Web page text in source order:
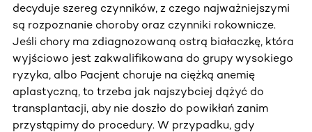
decyduje szereg czynników, z czego najważniejszymi
są rozpoznanie choroby oraz czynniki rokownicze.
Jeśli chory ma zdiagnozowaną ostrą białaczkę, która
wyjściowo jest zakwalifikowana do grupy wysokiego
ryzyka, albo Pacjent choruje na ciężką anemię
aplastyczną, to trzeba jak najszybciej dążyć do
transplantacji, aby nie doszło do powikłań zanim
przystąpimy do procedury. W przypadku, gdy